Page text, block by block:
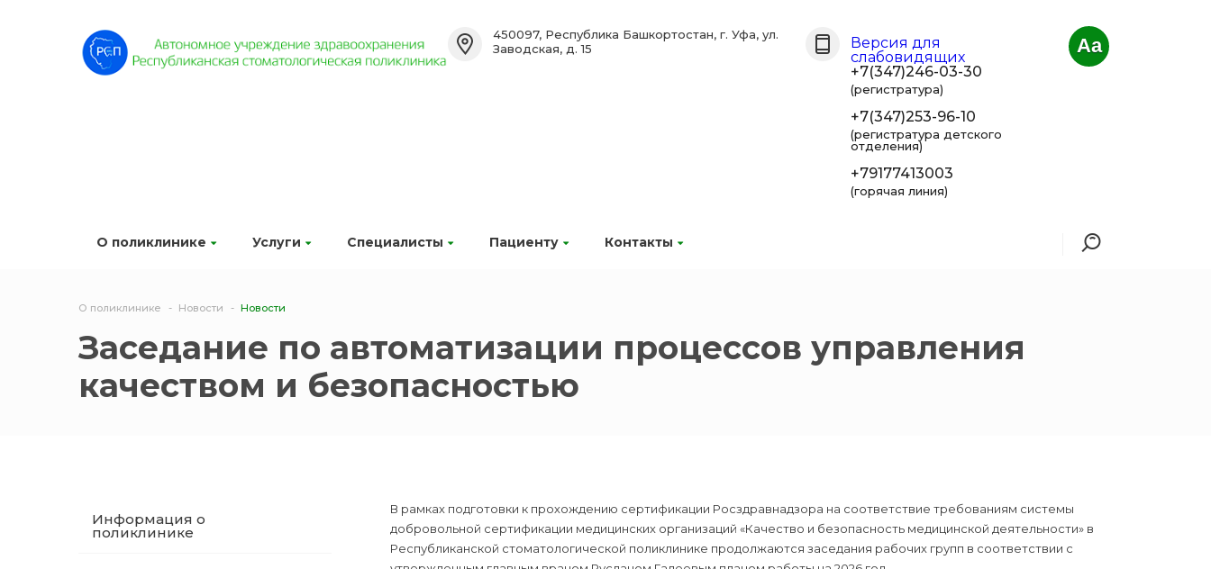
О поликлинике Услуги Специалисты Пациенту Контакты
450097, Республика Башкортостан, г. Уфа, ул.
Заводская, д. 15
Версия для
слабовидящих
+7(347)246-03-30
(регистратура)
+7(347)253-96-10
(регистратура детского
отделения)
+79177413003
(горячая линия)
Aa
О поликлинике Новости Новости
Заседание по автоматизации процессов управления
качеством и безопасностью
Информация о
поликлинике
В рамках подготовки к прохождению сертификации Росздравнадзора на соответствие требованиям системы
добровольной сертификации медицинских организаций «Качество и безопасность медицинской деятельности» в
Республиканской стоматологической поликлинике продолжаются заседания рабочих групп в соответствии с